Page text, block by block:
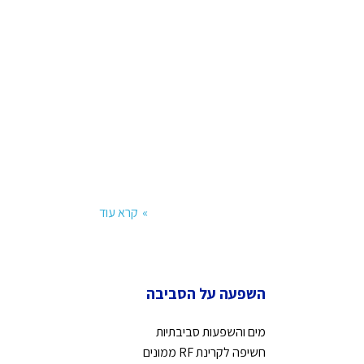
קרא עוד
השפעה על הסביבה
מים והשפעות סביבתיות
חשיפה לקרינת RF ממונים